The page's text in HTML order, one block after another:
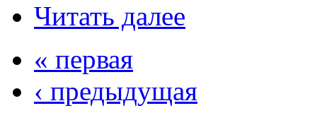
Читать далее
« первая
‹ предыдущая